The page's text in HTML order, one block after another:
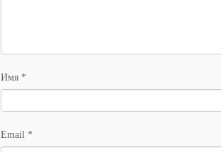
Имя *
Email *